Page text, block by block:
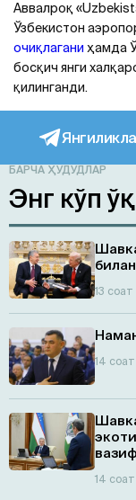
Aввалроқ
Ўзбекистон
очиқлагани ҳамда
босқич янги
қилинганди.
БАРЧА ҲУДУДЛАР
Энг кўп
13 соат
14 соат
14 соат